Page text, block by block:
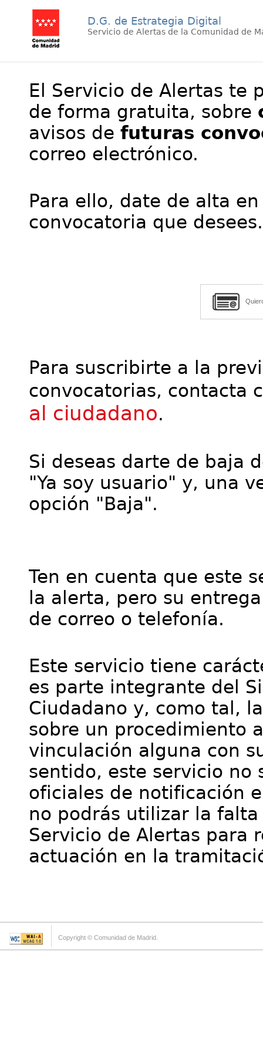
D.G. de Estrategia Digital
Servicio de Alertas de la Comunidad de
El Servicio de Alertas te
de forma gratuita, sobre
avisos de futuras
correo electrónico.
Para ello, date de alta
convocatoria que desees.
Para suscribirte a la
convocatorias, contacta
al ciudadano.
Si deseas darte de baja
"Ya soy usuario" y, una
opción "Baja".
Ten en cuenta que este
la alerta, pero su
de correo o telefonía.
Este servicio tiene
es parte integrante del
Ciudadano y, como tal,
sobre un procedimiento
vinculación alguna con
sentido, este servicio no
oficiales de notificación
no podrás utilizar la
Servicio de Alertas para
actuación en la
Copyright © Comunidad de Madrid.